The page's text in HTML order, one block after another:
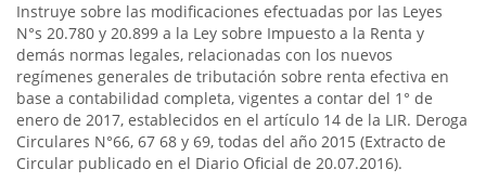
Instruye sobre las modificaciones efectuadas por las Leyes
N°s 20.780 y 20.899 a la Ley sobre Impuesto a la Renta y
demás normas legales, relacionadas con los nuevos
regímenes generales de tributación sobre renta efectiva en
base a contabilidad completa, vigentes a contar del 1° de
enero de 2017, establecidos en el artículo 14 de la LIR. Deroga
Circulares N°66, 67 68 y 69, todas del año 2015 (Extracto de
Circular publicado en el Diario Oficial de 20.07.2016).